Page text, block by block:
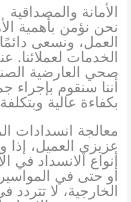
الأمانة والمصداقية
نحن نؤمن بأهمية
العمل، ونسعى
الخدمات لعملائنا.
صحي العارضية
أننا سنقوم بإجراء
بكفاءة عالية
معالجة انسدادات
عزيزي العميل،
أنواع الانسداد في
أو حتى في المواسير
الخارجية، لا تتردد